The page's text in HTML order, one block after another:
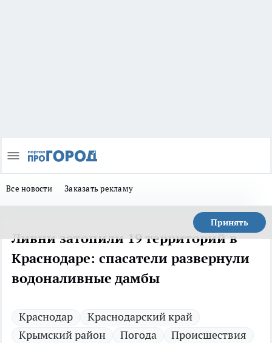
Все новости Заказать рекламу
Принять
Ливни затопили 19 территорий в
Краснодаре: спасатели развернули
водоналивные дамбы
Краснодар
Краснодарский край
Крымский район
Погода Происшествия